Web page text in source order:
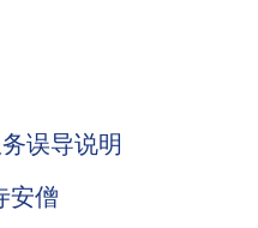
误导说明
安僧